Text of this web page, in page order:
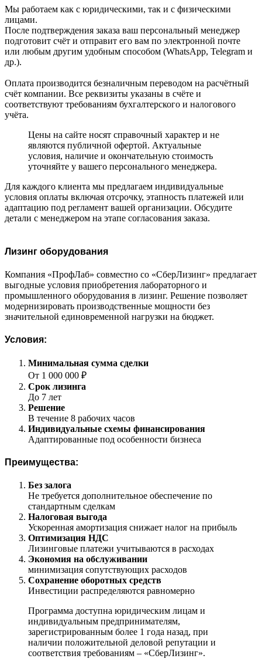
Мы работаем как с юридическими, так и с физическими
лицами.
После подтверждения заказа ваш персональный менеджер
подготовит счёт и отправит его вам по электронной почте
или любым другим удобным способом (WhatsApp, Telegram и
др.).
Оплата производится безналичным переводом на расчётный
счёт компании. Все реквизиты указаны в счёте и
соответствуют требованиям бухгалтерского и налогового
учёта.
Цены на сайте носят справочный характер и не
являются публичной офертой. Актуальные
условия, наличие и окончательную стоимость
уточняйте у вашего персонального менеджера.
Для каждого клиента мы предлагаем индивидуальные
условия оплаты включая отсрочку, этапность платежей или
адаптацию под регламент вашей организации. Обсудите
детали с менеджером на этапе согласования заказа.
Лизинг оборудования
Компания «ПрофЛаб» совместно со «СберЛизинг» предлагает
выгодные условия приобретения лабораторного и
промышленного оборудования в лизинг. Решение позволяет
модернизировать производственные мощности без
значительной единовременной нагрузки на бюджет.
Условия:
Минимальная сумма сделки
От 1 000 000 ₽
Срок лизинга
До 7 лет
Решение
В течение 8 рабочих часов
Индивидуальные схемы финансирования
Адаптированные под особенности бизнеса
Преимущества:
Без залога
Не требуется дополнительное обеспечение по
стандартным сделкам
Налоговая выгода
Ускоренная амортизация снижает налог на прибыль
Оптимизация НДС
Лизинговые платежи учитываются в расходах
Экономия на обслуживании
минимизация сопутствующих расходов
Сохранение оборотных средств
Инвестиции распределяются равномерно
Программа доступна юридическим лицам и
индивидуальным предпринимателям,
зарегистрированным более 1 года назад, при
наличии положительной деловой репутации и
соответствия требованиям – «СберЛизинг».